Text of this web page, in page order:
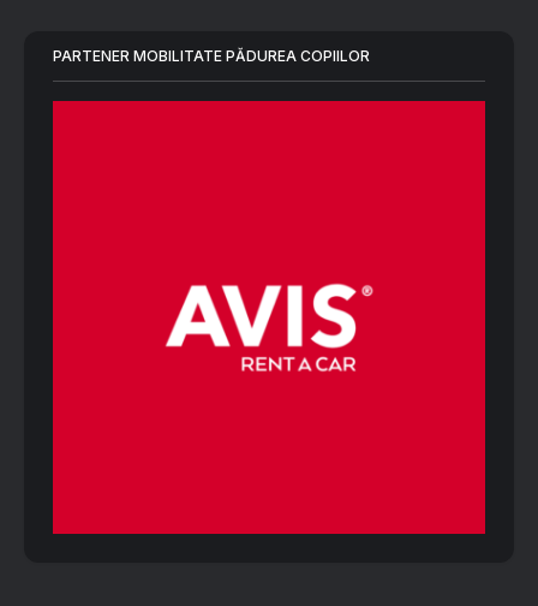
PARTENER MOBILITATE PĂDUREA COPIILOR